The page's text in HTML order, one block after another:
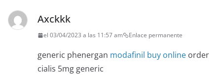
Axckkk
el 03/04/2023 a las 11:57 am Enlace permanente
generic phenergan modafinil buy online order
cialis 5mg generic